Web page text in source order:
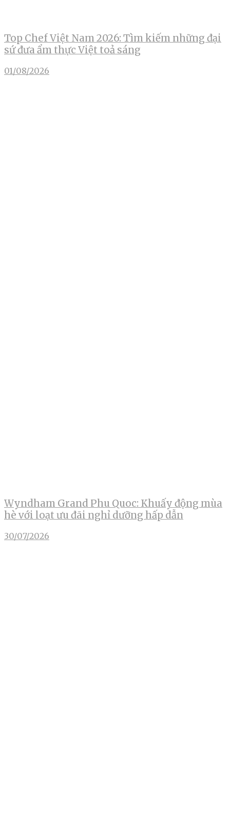
Top Chef Việt Nam 2026: Tìm kiếm những đại
sứ đưa ẩm thực Việt toả sáng
01/08/2026
Wyndham Grand Phu Quoc: Khuấy động mùa
hè với loạt ưu đãi nghỉ dưỡng hấp dẫn
30/07/2026